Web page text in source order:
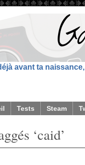
avant ta
Tests Steam
‘caid’